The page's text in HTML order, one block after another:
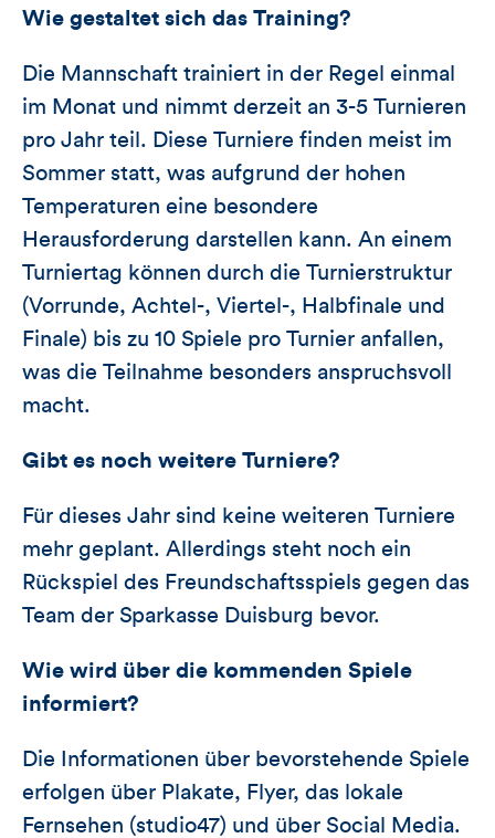
Wie gestaltet sich das Training?
Die Mannschaft trainiert in der Regel einmal
im Monat und nimmt derzeit an 3-5 Turnieren
pro Jahr teil. Diese Turniere finden meist im
Sommer statt, was aufgrund der hohen
Temperaturen eine besondere
Herausforderung darstellen kann. An einem
Turniertag können durch die Turnierstruktur
(Vorrunde, Achtel-, Viertel-, Halbfinale und
Finale) bis zu 10 Spiele pro Turnier anfallen,
was die Teilnahme besonders anspruchsvoll
macht.
Gibt es noch weitere Turniere?
Für dieses Jahr sind keine weiteren Turniere
mehr geplant. Allerdings steht noch ein
Rückspiel des Freundschaftsspiels gegen das
Team der Sparkasse Duisburg bevor.
Wie wird über die kommenden Spiele
informiert?
Die Informationen über bevorstehende Spiele
erfolgen über Plakate, Flyer, das lokale
Fernsehen (studio47) und über Social Media.